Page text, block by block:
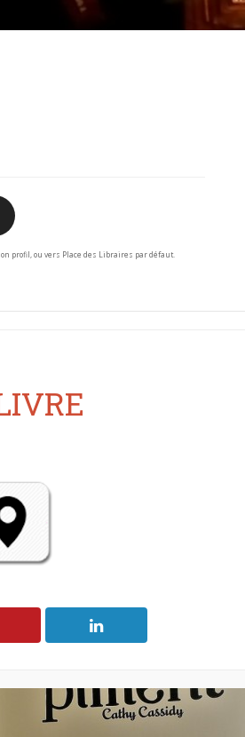
profil, ou vers Place des Libraires par défaut.